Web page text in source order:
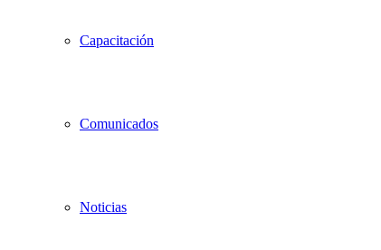
Capacitación
Comunicados
Noticias